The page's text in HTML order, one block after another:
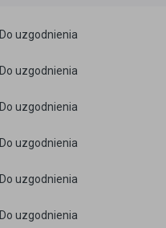
Do uzgodnienia
Do uzgodnienia
Do uzgodnienia
Do uzgodnienia
Do uzgodnienia
Do uzgodnienia